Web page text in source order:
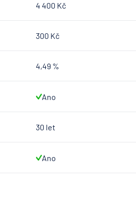
4 400 Kč
300 Kč
4,49 %
Ano
30 let
Ano